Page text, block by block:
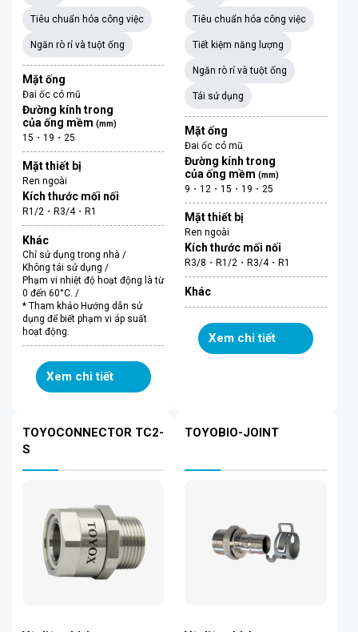
Tiêu chuẩn hóa công việc
Ngăn rò rỉ và tuột ống
Mặt ống
Đai ốc có mũ
Đường kính trong
của ống mềm (mm)
15・19・25
Mặt thiết bị
Ren ngoài
Kích thước mối nối
R1/2・R3/4・R1
Khác
Chỉ sử dụng trong nhà /
Không tái sử dụng /
Phạm vi nhiệt độ hoạt động là từ
0 đến 60°C. /
* Tham khảo Hướng dẫn sử
dụng để biết phạm vi áp suất
hoạt động.
Xem chi tiết
Tiêu chuẩn hóa công việc
Tiết kiệm năng lượng
Ngăn rò rỉ và tuột ống
Tái sử dụng
Mặt ống
Đai ốc có mũ
Đường kính trong
của ống mềm(mm)
9・12・15・19・25
Mặt thiết bị
Ren ngoài
Kích thước mối nối
R3/8・R1/2・R3/4・R1
Khác
Xem chi tiết
TOYOCONNECTOR TC2-
S
TOYOBIO-JOINT